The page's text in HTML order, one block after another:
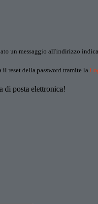
un messaggio all'indirizzo
il reset della password tramite la
di posta elettronica!